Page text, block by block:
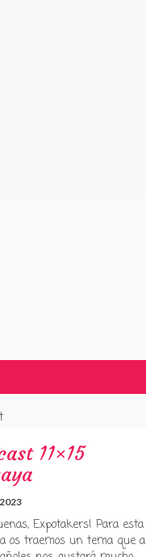
11×15
Expotakers! Para esta
os traemos un tema que a